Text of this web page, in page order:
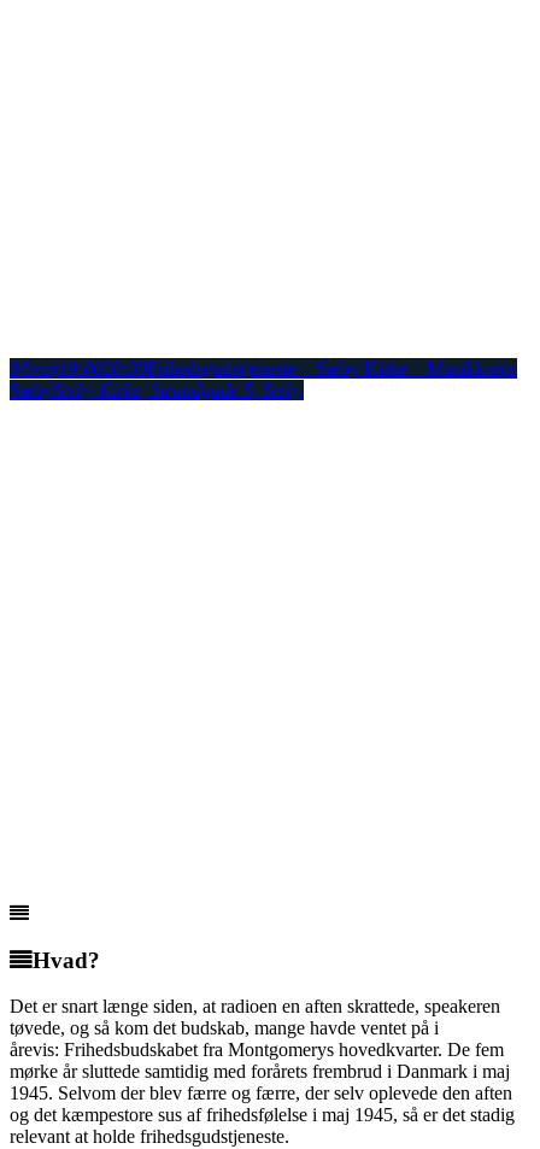
04maj19:0020:30Frihedsgudstjeneste – Sæby Kirke – Musikkorps
SæbySæby Kirke , Strandgade 5, Sæby
Hvad?
Det er snart længe siden, at radioen en aften skrattede, speakeren
tøvede, og så kom det budskab, mange havde ventet på i
årevis: Frihedsbudskabet fra Montgomerys hovedkvarter. De fem
mørke år sluttede samtidig med forårets frembrud i Danmark i maj
1945. Selvom der blev færre og færre, der selv oplevede den aften
og det kæmpestore sus af frihedsfølelse i maj 1945, så er det stadig
relevant at holde frihedsgudstjeneste.